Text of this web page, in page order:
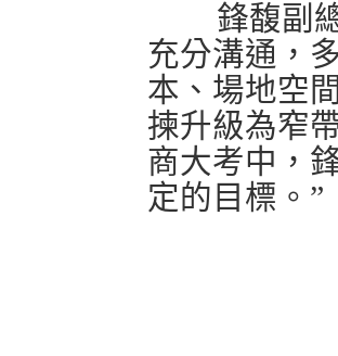
鋒馥副
充分溝通，
本、場地空
揀升級為窄
商大考中，
定的目標。”